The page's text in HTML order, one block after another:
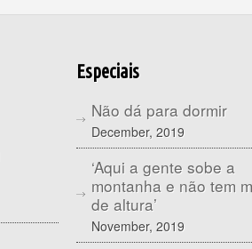
Especiais
Não dá para dormir
December, 2019
‘Aqui a gente sobe a
montanha e não tem
de altura’
November, 2019